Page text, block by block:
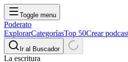
Toggle menu
Poderato
ExplorarCategoríasTop 50Crear
Ir al Buscador
La escritura